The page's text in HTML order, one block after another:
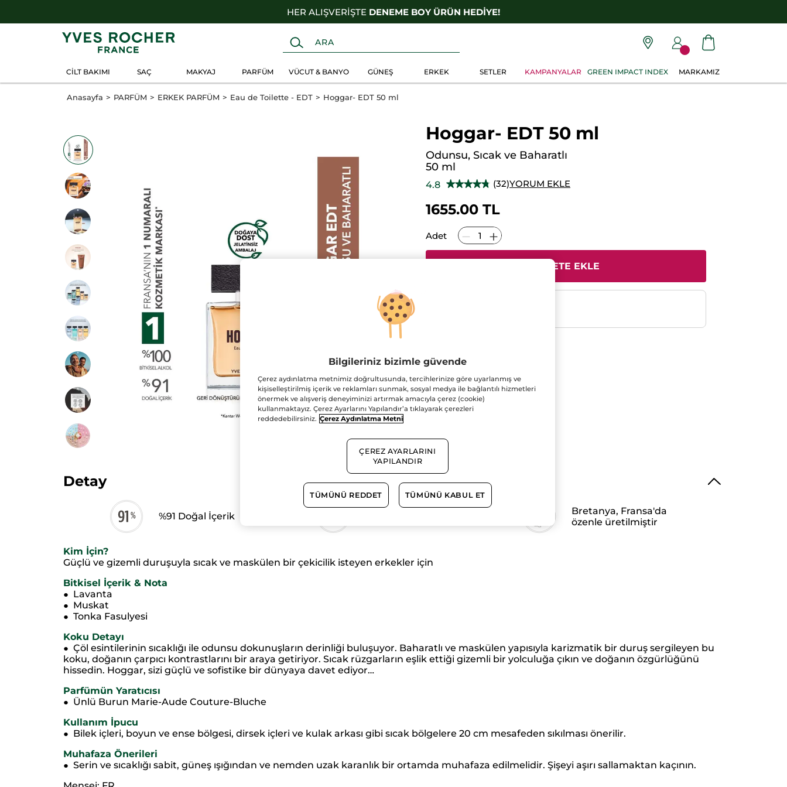
1500TL VE ÜZERİ ALIŞVERİŞLERDEÜCRETSİZ KARGO!
CİLT BAKIMI SAÇ MAKYAJ PARFÜM VÜCUT & BANYO GÜNEŞ ERKEK SETLER KAMPANYALAR GREEN IMPACT INDEX MARKAMIZ
Anasayfa PARFÜM ERKEK PARFÜM Eau de Toilette - EDT Hoggar- EDT 50 ml
Hoggar- EDT 50 ml
Odunsu, Sıcak ve Baharatlı
50 ml
4.8 ★★★★★
★★★★★
Bu
yorumları
okuyun:
(32)YORUM EKLE
1655.00 TL
Adet
SEPETE EKLE
Detay
%91 Doğal İçerik
Bretanya, Fransa'da
özenle üretilmiştir
Kim İçin?
Güçlü ve gizemli duruşuyla sıcak ve maskülen bir çekicilik isteyen erkekler için
Bitkisel İçerik & Nota
● Lavanta
● Muskat
● Tonka Fasulyesi
Koku Detayı
● Çöl esintilerinin sıcaklığı ile odunsu dokunuşların derinliği buluşuyor. Baharatlı ve maskülen yapısıyla karizmatik bir duruş sergileyen bu
koku, doğanın çarpıcı kontrastlarını bir araya getiriyor. Sıcak rüzgarların eşlik ettiği gizemli bir yolculuğa çıkın ve doğanın özgürlüğünü
hissedin. Hoggar, sizi güçlü ve sofistike bir dünyaya davet ediyor…
Parfümün Yaratıcısı
● Ünlü Burun Marie-Aude Couture-Bluche
Kullanım İpucu
● Bilek içleri, boyun ve ense bölgesi, dirsek içleri ve kulak arkası gibi sıcak bölgelere 20 cm mesafeden sıkılması önerilir.
Muhafaza Önerileri
● Serin ve sıcaklığı sabit, güneş ışığından ve nemden uzak karanlık bir ortamda muhafaza edilmelidir. Şişeyi aşırı sallamaktan kaçının.
Bilgileriniz bizimle güvende
Çerez aydınlatma metnimiz doğrultusunda, tercihlerinize göre uyarlanmış ve
kişiselleştirilmiş içerik ve reklamları sunmak, sosyal medya ile bağlantılı hizmetleri
önermek ve alışveriş deneyiminizi artırmak amacıyla çerez (cookie)
kullanmaktayız. Çerez Ayarlarını Yapılandır’a tıklayarak çerezleri
reddedebilirsiniz. Çerez Aydınlatma Metni
ÇEREZ AYARLARINI
YAPILANDIR
TÜMÜNÜ REDDET TÜMÜNÜ KABUL ET